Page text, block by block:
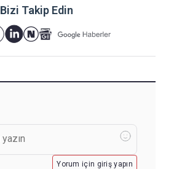
Bizi Takip Edin
Yorum için giriş yapın